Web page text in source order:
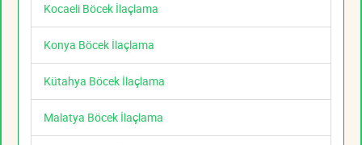
Kocaeli Böcek İlaçlama
Konya Böcek İlaçlama
Kütahya Böcek İlaçlama
Malatya Böcek İlaçlama